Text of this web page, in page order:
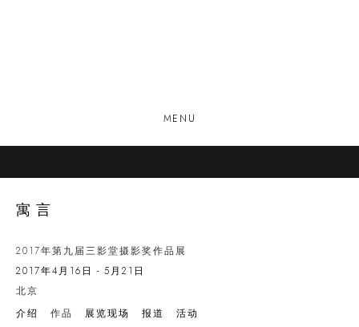
MENU
寓言
2017年第九届三影堂摄影奖作品展
2017年4月16日 - 5月21日
北京
介绍
作品 展览现场 报道 活动